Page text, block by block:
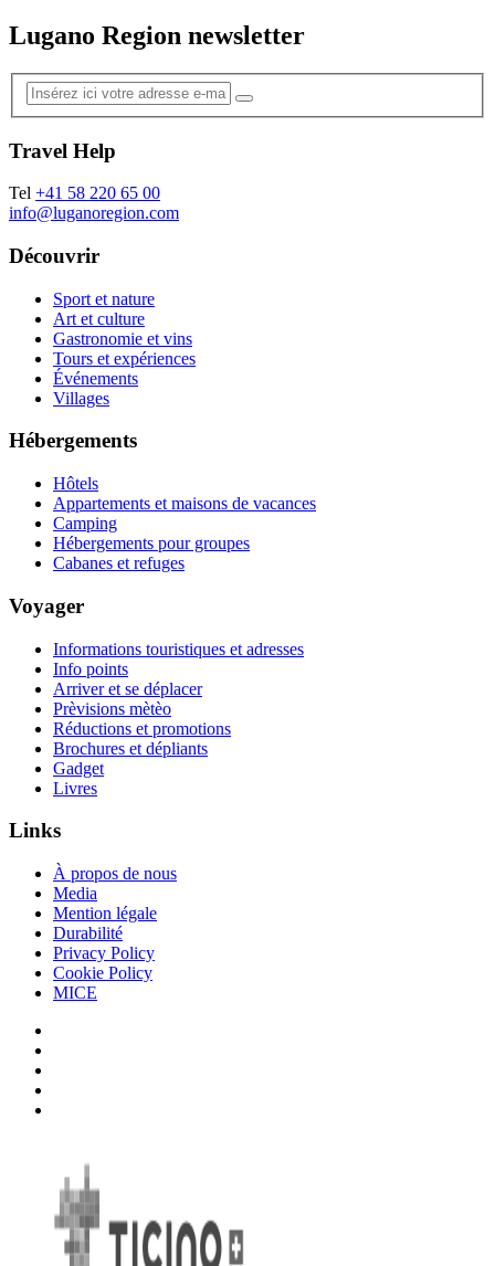
Lugano Region newsletter
Travel Help
Tel +41 58 220 65 00
info@luganoregion.com
Découvrir
Sport et nature
Art et culture
Gastronomie et vins
Tours et expériences
Événements
Villages
Hébergements
Hôtels
Appartements et maisons de vacances
Camping
Hébergements pour groupes
Cabanes et refuges
Voyager
Informations touristiques et adresses
Info points
Arriver et se déplacer
Prèvisions mètèo
Réductions et promotions
Brochures et dépliants
Gadget
Livres
Links
À propos de nous
Media
Mention légale
Durabilité
Privacy Policy
Cookie Policy
MICE